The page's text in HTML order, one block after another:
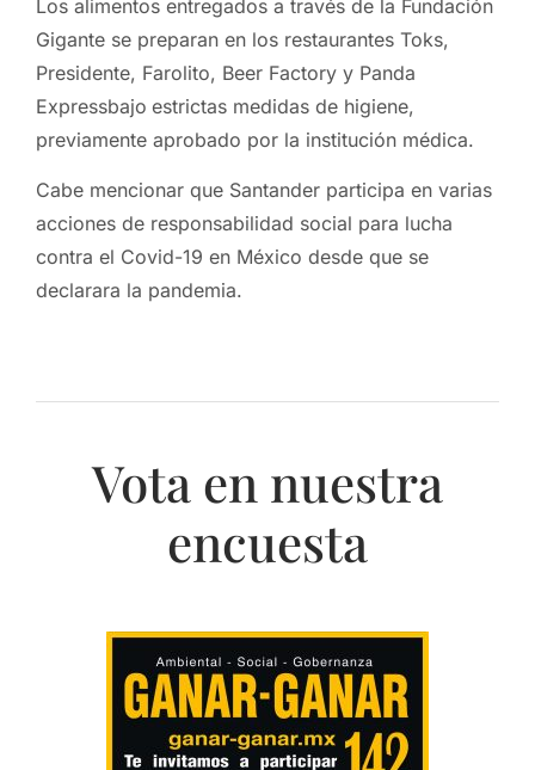
Los alimentos entregados a través de la Fundación
Gigante se preparan en los restaurantes Toks,
Presidente, Farolito, Beer Factory y Panda
Expressbajo estrictas medidas de higiene,
previamente aprobado por la institución médica.
Cabe mencionar que Santander participa en varias
acciones de responsabilidad social para lucha
contra el Covid-19 en México desde que se
declarara la pandemia.
Vota en nuestra
encuesta